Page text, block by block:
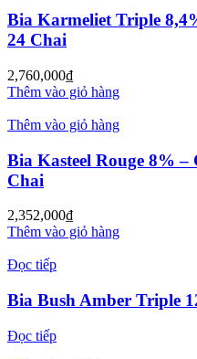
Bia Karmeliet Triple
24 Chai
2,760,000₫
Thêm vào giỏ hàng
Thêm vào giỏ hàng
Bia Kasteel Rouge 8%
Chai
2,352,000₫
Thêm vào giỏ hàng
Đọc tiếp
Bia Bush Amber Triple
Đọc tiếp